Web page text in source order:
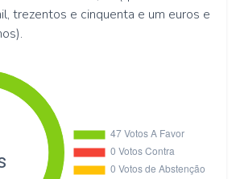
trezentos e cinquenta e um euros e